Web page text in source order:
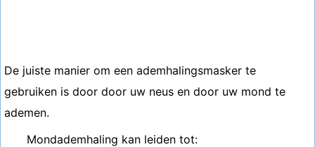
De juiste manier om een ​​ademhalingsmasker te
gebruiken is door door uw neus en door uw mond te
ademen.
Mondademhaling kan leiden tot: